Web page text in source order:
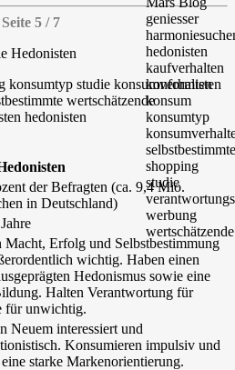
Seite 5 / 7
Hedonisten
der Befragten (ca. 9,4 Mio.
in Deutschland)
Macht, Erfolg und Selbstbestimmung
wichtig. Haben einen
Hedonismus sowie eine
Halten Verantwortung für
für unwichtig.
Neuem interessiert und
Konsumieren impulsiv und
starke Markenorientierung.